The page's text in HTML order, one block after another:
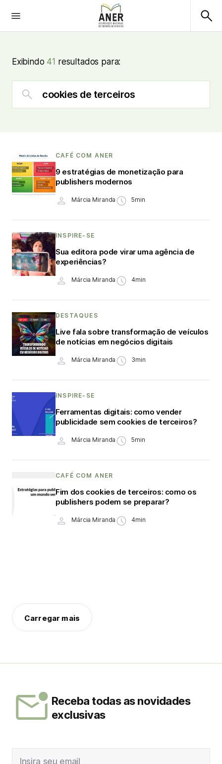
Exibindo 41 resultados para:
CAFÉ COM ANER
9 estratégias de monetização para
publishers modernos
Márcia Miranda 5min
INSPIRE-SE
Sua editora pode virar uma agência de
experiências?
Márcia Miranda 4min
DESTAQUES
Live fala sobre transformação de veículos
de notícias em negócios digitais
Márcia Miranda 3min
INSPIRE-SE
Ferramentas digitais: como vender
publicidade sem cookies de terceiros?
Márcia Miranda 5min
CAFÉ COM ANER
Fim dos cookies de terceiros: como os
publishers podem se preparar?
Márcia Miranda 4min
Carregar mais
Receba todas as novidades
exclusivas
Insira seu email